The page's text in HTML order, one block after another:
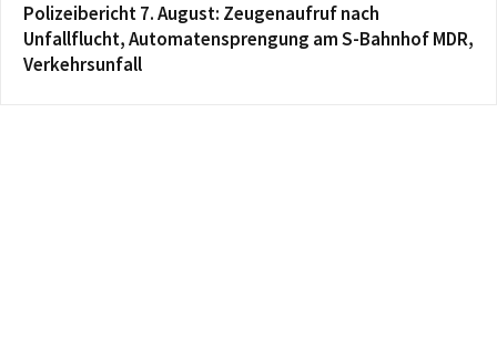
Polizeibericht 7. August: Zeugenaufruf nach
Unfallflucht, Automatensprengung am S-Bahnhof MDR,
Verkehrsunfall